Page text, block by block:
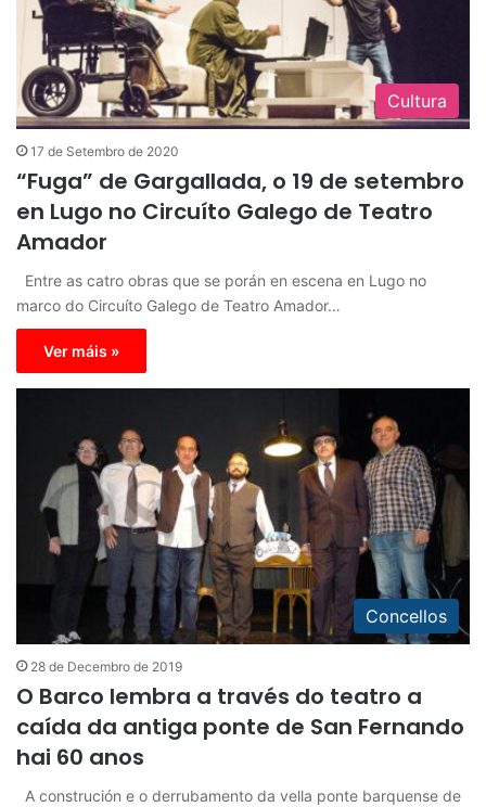
Cultura
17 de Setembro de 2020
“Fuga” de Gargallada, o 19 de setembro
en Lugo no Circuíto Galego de Teatro
Amador
Entre as catro obras que se porán en escena en Lugo no
marco do Circuíto Galego de Teatro Amador…
Ver máis »
Concellos
28 de Decembro de 2019
O Barco lembra a través do teatro a
caída da antiga ponte de San Fernando
hai 60 anos
A construción e o derrubamento da vella ponte barquense de